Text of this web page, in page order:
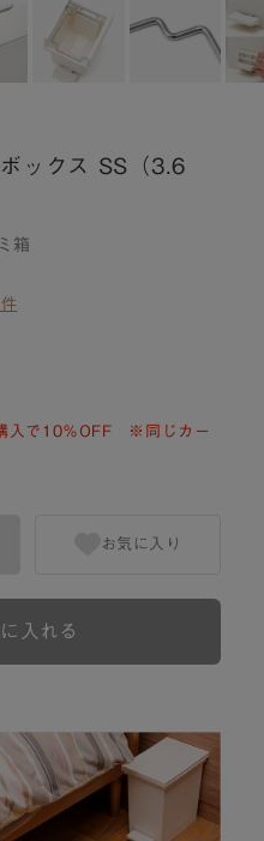
ックス SS（3.6
箱
入で10％OFF ※同じカー
入れる
お気に入り